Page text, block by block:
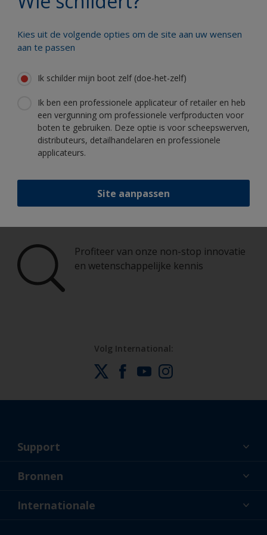
Kies uit de volgende opties om de site aan uw wensen
aan te passen
Ik schilder mijn boot zelf (doe-het-zelf)
Ik ben een professionele applicateur of retailer en heb
een vergunning om professionele verfproducten voor
boten te gebruiken. Deze optie is voor scheepswerven,
distributeurs, detailhandelaren en professionele
applicateurs.
Site aanpassen
professional
Hier vindt u de beste producten om uw
boot in uitstekende staat te houden
Krijg al het technische advies om vol
vertrouwen uw boot te schilderen
Profiteer van onze non-stop innovatie
en wetenschappelijke kennis
Volg International:
Support
Over ons
Bronnen
Nieuws
Internationale